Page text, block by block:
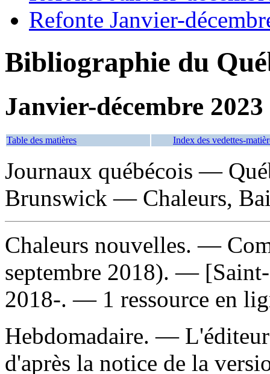
Refonte Janvier-
Bibliographie du
Janvier-décembre 2023
Table des matières Index des vedettes-
Journaux québécois —
Brunswick — Chaleurs,
Chaleurs nouvelles. —
septembre 2018). —
2018-. — 1 ressource en
Hebdomadaire. —
d'après la notice de la